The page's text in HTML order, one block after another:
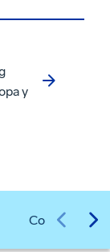
y
Comercial